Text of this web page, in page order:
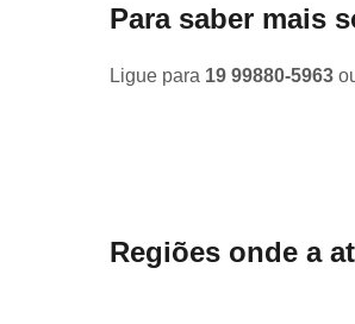
Para saber mais
Ligue para 19 99880-5963
Regiões onde a